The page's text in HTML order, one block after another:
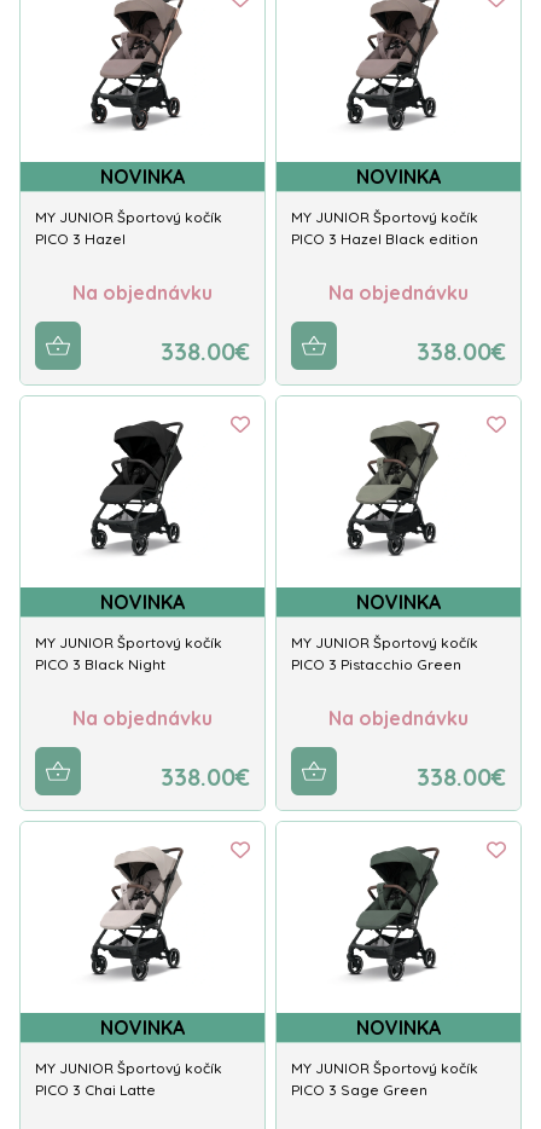
NOVINKA
MY JUNIOR Športový kočík
PICO 3 Hazel
Na objednávku
338.00€
NOVINKA
MY JUNIOR Športový kočík
PICO 3 Hazel Black edition
Na objednávku
338.00€
NOVINKA
MY JUNIOR Športový kočík
PICO 3 Black Night
Na objednávku
338.00€
NOVINKA
MY JUNIOR Športový kočík
PICO 3 Pistacchio Green
Na objednávku
338.00€
NOVINKA
MY JUNIOR Športový kočík
PICO 3 Chai Latte
NOVINKA
MY JUNIOR Športový kočík
PICO 3 Sage Green